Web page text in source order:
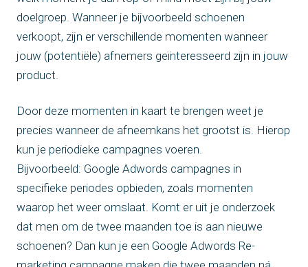
doelgroep. Wanneer je bijvoorbeeld schoenen
verkoopt, zijn er verschillende momenten wanneer
jouw (potentiële) afnemers geïnteresseerd zijn in jouw
product.
Door deze momenten in kaart te brengen weet je
precies wanneer de afneemkans het grootst is. Hierop
kun je periodieke campagnes voeren.
Bijvoorbeeld: Google Adwords campagnes in
specifieke periodes opbieden, zoals momenten
waarop het weer omslaat. Komt er uit je onderzoek
dat men om de twee maanden toe is aan nieuwe
schoenen? Dan kun je een Google Adwords Re-